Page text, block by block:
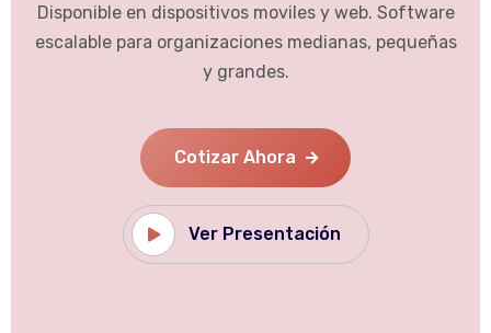
Disponible en dispositivos moviles y web. Software
escalable para organizaciones medianas, pequeñas
y grandes.
Cotizar Ahora
Ver Presentación